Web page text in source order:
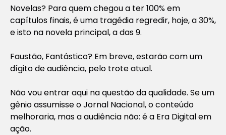
Novelas? Para quem chegou a ter 100% em
capítulos finais, é uma tragédia regredir, hoje, a 30%,
e isto na novela principal, a das 9.
Faustão, Fantástico? Em breve, estarão com um
dígito de audiência, pelo trote atual.
Não vou entrar aqui na questão da qualidade. Se um
gênio assumisse o Jornal Nacional, o conteúdo
melhoraria, mas a audiência não: é a Era Digital em
ação.